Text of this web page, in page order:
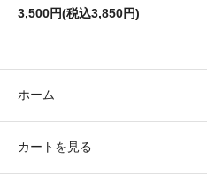
3,500円(税込3,850円)
ホーム
カートを見る